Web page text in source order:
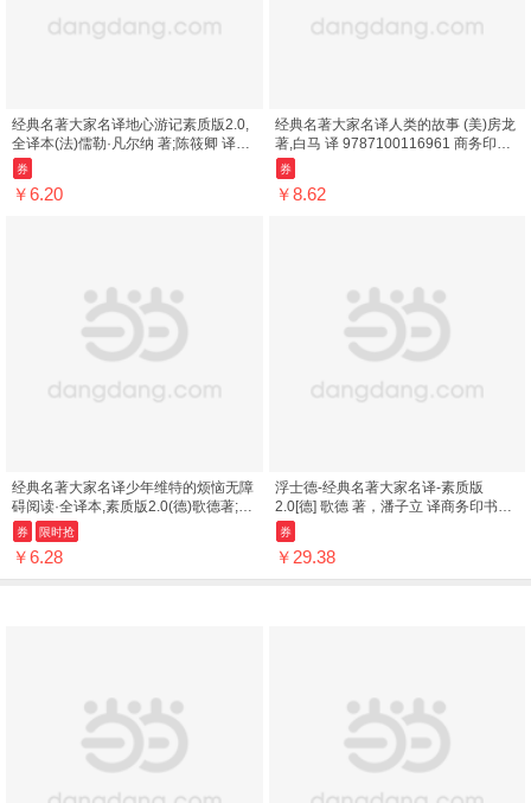
经典名著大家名译地心游记素质版2.0,
全译本(法)儒勒·凡尔纳 著;陈筱卿 译商
务印书馆9787100117029
券
￥6.20
经典名著大家名译人类的故事 (美)房龙
著,白马 译 9787100116961 商务印书
馆
券
￥8.62
经典名著大家名译少年维特的烦恼无障
碍阅读·全译本,素质版2.0(德)歌德著;潘
子立译商务印书馆9787100124768
券 限时抢
￥6.28
浮士德-经典名著大家名译-素质版
2.0[德] 歌德 著，潘子立 译商务印书馆
9787100125031 ; 978-7-100-12503-
1
券
￥29.38